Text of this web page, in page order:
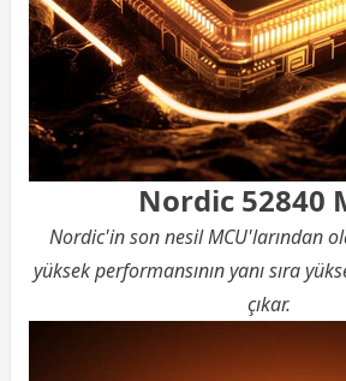
Nordic 52840
Nordic'in son nesil MCU'larından
yüksek performansının yanı sıra
çıkar.